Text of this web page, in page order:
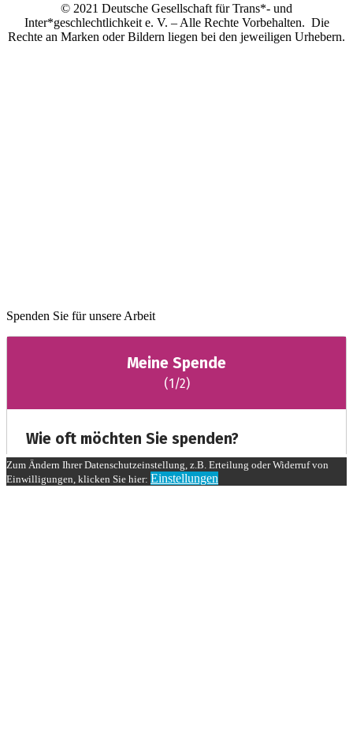
© 2021 Deutsche Gesellschaft für Trans*- und
Inter*geschlechtlichkeit e. V. – Alle Rechte Vorbehalten. Die
Rechte an Marken oder Bildern liegen bei den jeweiligen Urhebern.
Spenden Sie für unsere Arbeit
Zum Ändern Ihrer Datenschutzeinstellung, z.B. Erteilung oder Widerruf von
Einwilligungen, klicken Sie hier: Einstellungen